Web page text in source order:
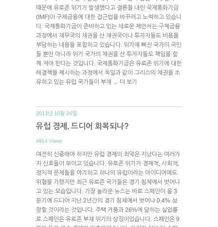
때문에 유로존 위기가 발생했다고 결론을 내린 국제통화기금
(IMF)이 구제금융에 대한 접근법을 바꾸려고 노력하고 있습니
다. 국제통화기금이 준비하고 있는 새로운 제안서는 구제금융
과정에서 채무국의 채권을 산 채권국이나 투자자들도 비용을
부담하는 내용을 포함하고 있습니다. 위기에 빠진 국가의 국민
들 뿐만 아니라 위기 국가의 채권을 산 투자자들도 책임을 함
께 져야 한다는 것입니다. 국제통화기금은 유로존 위기에 대한
해결책을 제시하는 과정에서 독일과 같이 그리스의 채권을 소
유하고 있는 유럽 국가들이 부채 → 더 보기
2013년 10월 24일.
유럽 경제, 드디어 회복되나?
4914 Views
여전히 신중해야 하지만 유럽 경제의 최악은 지났다는 여러가
지 신호들이 보이고 있습니다. 유로존 위기가 경제적, 사회적,
정치적 문제들을 야기하고 하나의 유럽이라는 아이디어에도
위협을 가했지만 최근 유로존 국가들은 경기 침체에서 벗어나
고 있는 모습입니다. 가장 놀라운 뉴스는 바로 스페인이 올 3
분기에 드디어 지난 2년간의 경기 침체에서 벗어나 0.4% 성
장할 것이라는 것입니다. 주택 거품과 26%에 달하는 실업률
로 스페인은 유로존 부채 위기의 상징이었습니다. 스페인은 9